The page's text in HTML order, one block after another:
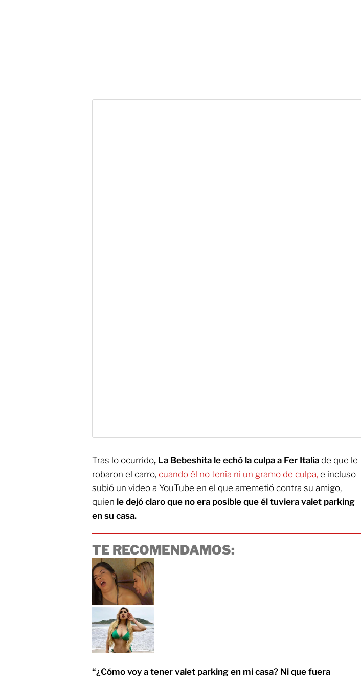
Tras lo ocurrido, La Bebeshita le echó la culpa a Fer Italia de que le
robaron el carro, cuando él no tenía ni un gramo de culpa, e incluso
subió un video a YouTube en el que arremetió contra su amigo,
quien le dejó claro que no era posible que él tuviera valet parking
en su casa.
TE RECOMENDAMOS:
“¿Cómo voy a tener valet parking en mi casa? Ni que fuera